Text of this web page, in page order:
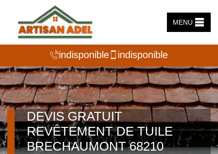
MENU
indisponible indisponible
DEVIS GRATUIT
REVÊTEMENT DE TUILE
BRECHAUMONT 68210